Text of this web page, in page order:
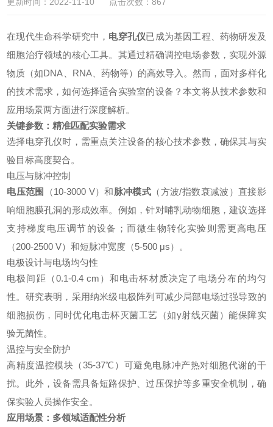
在现代生命科学研究中， 电穿孔仪已成为基因工程、药物研发及
细胞治疗领域的核心工具。其通过精确调控电场参数，实现外源
物质（如DNA、RNA、药物等）的高效导入。然而，面对多样化
的技术需求，如何选择适合实验室的设备？本文将从技术参数和
应用场景两方面进行深度解析。
关键参数：精准匹配实验需求
选择电穿孔仪时，需重点关注设备的核心技术参数，确保其与实
验目标高度契合。
电压与脉冲控制
电压范围
（10-3000 V）和脉冲模式 （方波/指数衰减波）直接影
响细胞膜孔洞的形成效率。例如，针对哺乳动物细胞，建议选择
支持梯度电压调节的设备；而微生物转化实验则需更高电压
（200-2500 V）和短脉冲宽度（5-500 μs）。
电极设计与电场均匀性
电极间距（0.1-0.4 cm）和电击杯材质决定了电场分布的均匀
性。研究表明，采用纳米级电极阵列可减少局部电场过强导致的
细胞损伤，同时优化电击杯灭菌工艺（如γ射线灭菌）能保障实
验无菌性。
温控与安全防护
高精度温控模块（35-37℃）可避免电脉冲产热对细胞代谢的干
扰。此外，设备需具备短路保护、过压保护等多重安全机制，确
保实验人员操作安全。
应用场景：多领域适配性分析